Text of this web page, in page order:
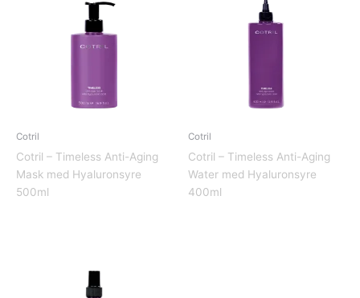
Cotril
Cotril – Timeless Anti-Aging
Mask med Hyaluronsyre
500ml
Cotril
Cotril – Timeless Anti-Aging
Water med Hyaluronsyre
400ml